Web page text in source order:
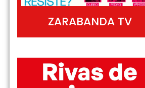
ZARABANDA TV